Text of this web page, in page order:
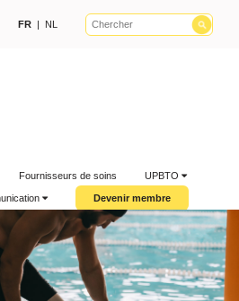
FR | NL
Fournisseurs de soins UPBTO
Devenir membre